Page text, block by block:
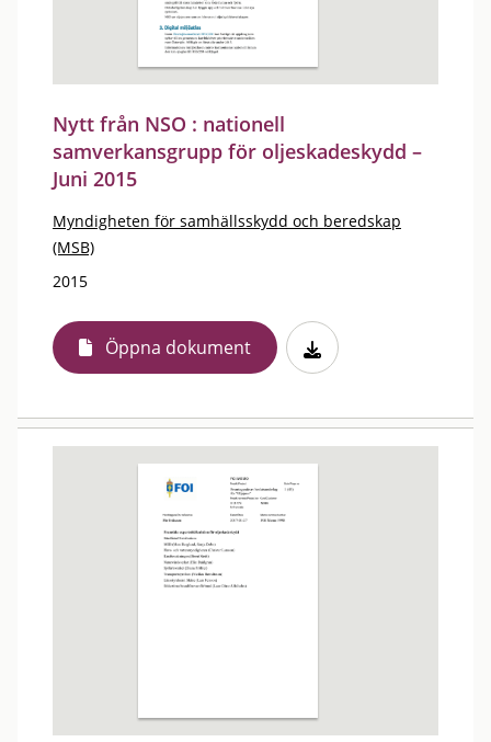
Nytt från NSO : nationell
samverkansgrupp för oljeskadeskydd –
Juni 2015
Myndigheten för samhällsskydd och beredskap
(MSB)
2015
Öppna dokument